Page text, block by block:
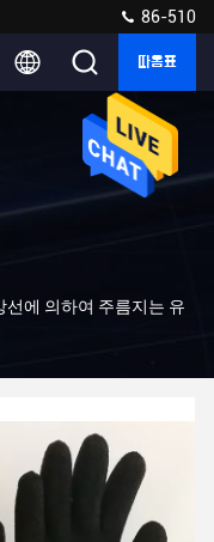
86-510
따옴표
선에 의하여 주름지는 유